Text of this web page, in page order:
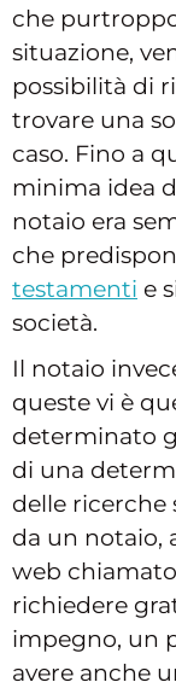
che
situazione,
possibilità di
trovare una
caso. Fino a
minima idea
notaio era
che
testamenti e
società.
Il notaio
queste vi è
determinato
di una
delle ricerche
da un notaio,
web chiamato
richiedere
impegno, un
avere anche